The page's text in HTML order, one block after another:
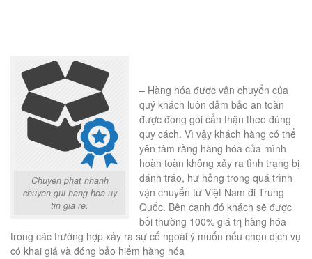
Chuyen phat nhanh
chuyen gui hang hoa uy
tin gia re.
– Hàng hóa được vận chuyển của
quý khách luôn đảm bảo an toàn
được đóng gói cẩn thận theo đúng
quy cách. Vì vậy khách hàng có thể
yên tâm rằng hàng hóa của mình
hoàn toàn không xảy ra tình trạng bị
đánh tráo, hư hỏng trong quá trình
vận chuyển từ Việt Nam đi Trung
Quốc. Bên cạnh đó khách sẽ được
bồi thường 100% giá trị hàng hóa
trong các trường hợp xảy ra sự cố ngoài ý muốn nếu chọn dịch vụ
có khai giá và đóng bảo hiểm hàng hóa